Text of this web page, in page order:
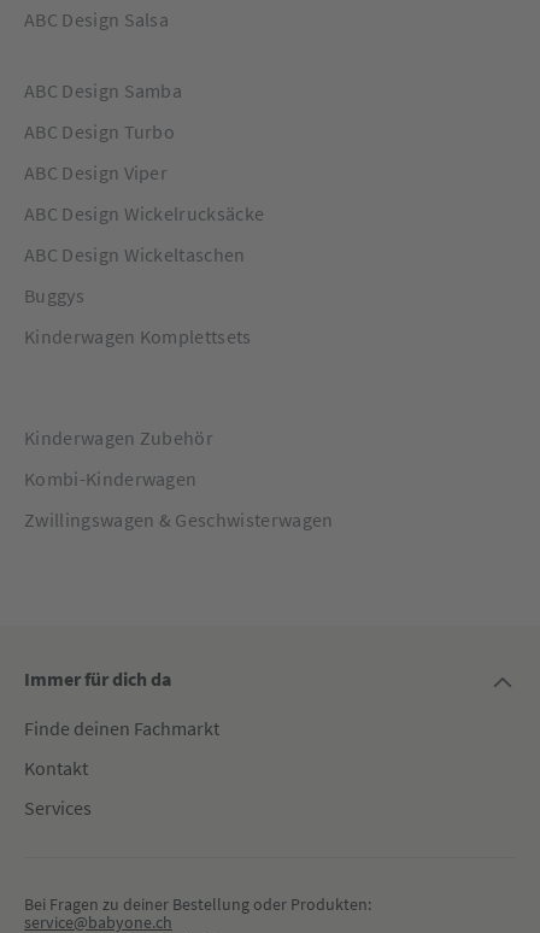
du deinen kleinen Schatz überall hygienisch wickeln kannst.
Flaschenhalter enthalten – in dem natürlich nicht nur
können.
ABC Design Salsa
ABC Design Samba
ABC Design Turbo
ABC Design Viper
ABC Design Wickelrucksäcke
ABC Design Wickeltaschen
Buggys
Kinderwagen Komplettsets
Kinderwagen Zubehör
Kombi-Kinderwagen
Zwillingswagen & Geschwisterwagen
Immer für dich da
Finde deinen Fachmarkt
Kontakt
Services
Bei Fragen zu deiner Bestellung oder Produkten:
service@babyone.ch